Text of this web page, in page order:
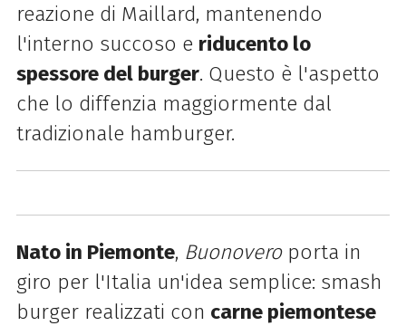
reazione di Maillard, mantenendo
l'interno succoso e riducento lo
spessore del burger. Questo è l'aspetto
che lo diffenzia maggiormente dal
tradizionale hamburger.
Nato in Piemonte, Buonovero porta in
giro per l'Italia un'idea semplice: smash
burger realizzati con carne piemontese